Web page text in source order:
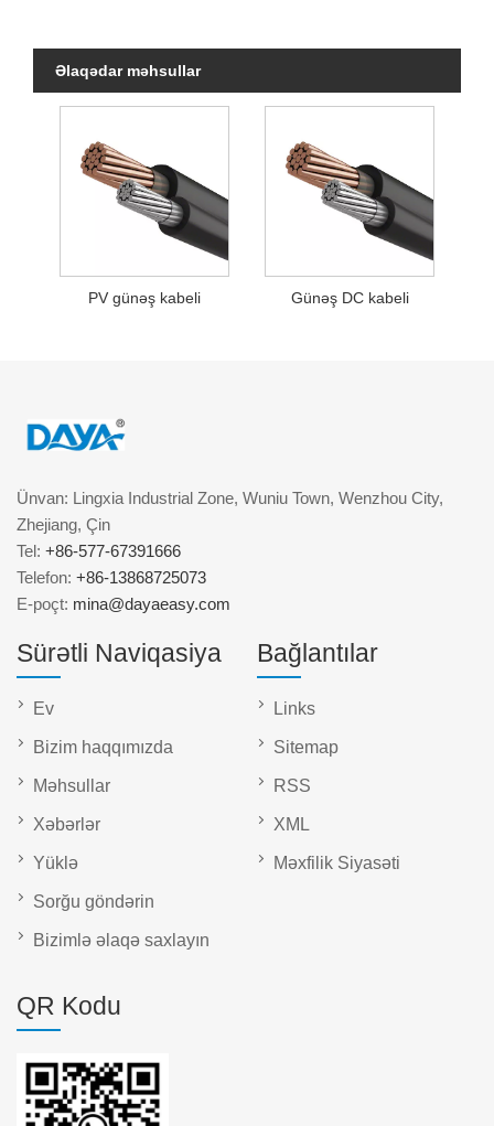
Əlaqədar məhsullar
PV günəş kabeli Günəş DC kabeli
Ünvan: Lingxia Industrial Zone, Wuniu Town, Wenzhou City,
Zhejiang, Çin
Tel: +86-577-67391666
Telefon: +86-13868725073
E-poçt: mina@dayaeasy.com
Sürətli Naviqasiya
Ev
Bizim haqqımızda
Məhsullar
Xəbərlər
Yüklə
Sorğu göndərin
Bizimlə əlaqə saxlayın
Bağlantılar
Links
Sitemap
RSS
XML
Məxfilik Siyasəti
QR Kodu